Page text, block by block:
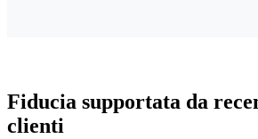
Fiducia supportata da
clienti